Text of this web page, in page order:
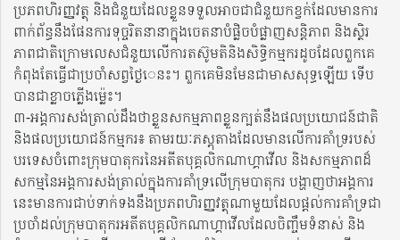
ប្រភពហិរញ្ញវត្ថុ និងជំនួយដែលខ្លួនទទួលអាចជាជំនួយកខ្វក់ដែលមានការ
ពាក់ព័ន្ធនឹងផែនការទុច្ចរិតនានាក្នុងចេតនាបំផ្លិចបំផ្លាញសន្តិភាព និងស្ថិរ
ភាពជាតិក្រោមលេសជំនួយលើការតស៊ូមតិនិងសិទ្ធិកម្មករដូចដែលពួកគេ
កំពុងតែធ្វើជាប្រចាំសព្វថ្ងៃេនះ។ ពួកគេមិនមែនជាមាសសុទ្ធឡើយ ទើប
បានជាខ្លាចភ្លើងម្ល៉េះ។
៣-អង្គការសង់ត្រាល់ដឹងថាខ្លួនសកម្មភាពខ្លួនក្បត់នឹងផលប្រយោជន៍ជាតិ
និងផលប្រយោជន៍កម្មករ៖ តាមរយៈភស្តុតាងដែលមានលើការគាំទ្ររបស់
បរទេសចំពោះក្រុមបាតុករនៃអតីតបុគ្គលិកណាហ្គាវើល និងសកម្មភាពដ៏
សកម្មនៃអង្គការសង់ត្រាល់ក្នុងការគាំទ្រលើក្រុមបាតុករ បង្ហាញថាអង្គការ
នេះមានការជាប់ទាក់ទងនឹងប្រភពហិរញ្ញវត្ថុណាមួយដែលផ្តល់ការគាំទ្រជា
ប្រចាំដល់ក្រុមបាតុករអតីតបុគ្គលិកណាហ្គាវើលដែលចិញ្ចឹមទំនាស់ និង